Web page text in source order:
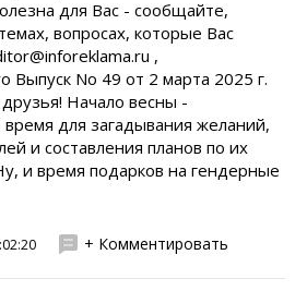
для Вас - сообщайте,
вопросах, которые Вас
,
Выпуск No 49 от 2 марта 2025 г.
Начало весны -
для загадывания желаний,
и составления планов по их
и время подарков на гендерные
+ Комментировать